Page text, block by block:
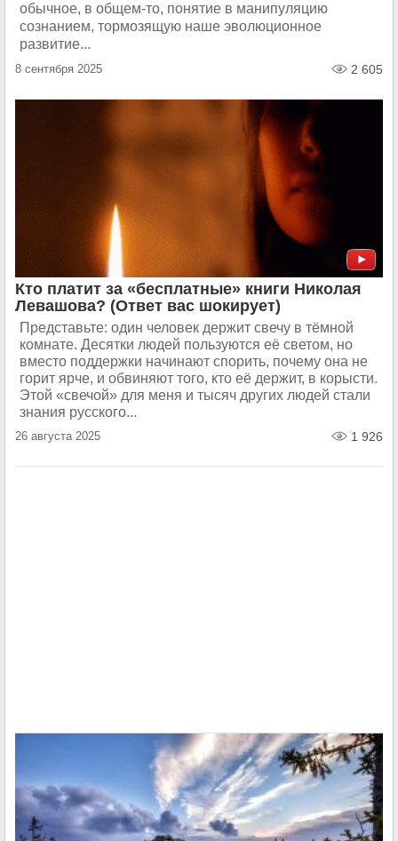
обычное, в общем-то, понятие в манипуляцию
сознанием, тормозящую наше эволюционное
развитие...
8 сентября 2025 2 605
Кто платит за «бесплатные» книги Николая
Левашова? (Ответ вас шокирует)
Представьте: один человек держит свечу в тёмной
комнате. Десятки людей пользуются её светом, но
вместо поддержки начинают спорить, почему она не
горит ярче, и обвиняют того, кто её держит, в корысти.
Этой «свечой» для меня и тысяч других людей стали
знания русского...
26 августа 2025 1 926